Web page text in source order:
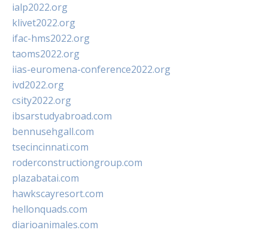
ialp2022.org
klivet2022.org
ifac-hms2022.org
taoms2022.org
iias-euromena-conference2022.org
ivd2022.org
csity2022.org
ibsarstudyabroad.com
bennusehgall.com
tsecincinnati.com
roderconstructiongroup.com
plazabatai.com
hawkscayresort.com
hellonquads.com
diarioanimales.com